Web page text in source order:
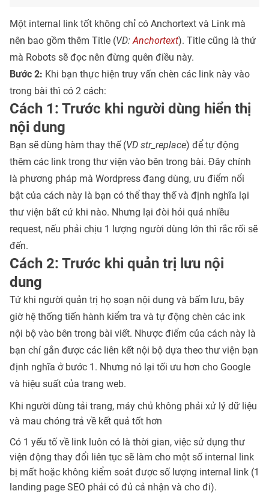
Một internal link tốt không chỉ có Anchortext và Link mà
nên bao gồm thêm Title (VD:Anchortext). Title cũng là thứ
mà Robots sẽ đọc nên đừng quên điều này.
Bước 2: Khi bạn thực hiện truy vấn chèn các link này vào
trong bài thì có 2 cách:
Cách 1: Trước khi người dùng hiển thị
nội dung
Bạn sẽ dùng hàm thay thế (VD str_replace) để tự động
thêm các link trong thư viện vào bên trong bài. Đây chính
là phương pháp mà Wordpress đang dùng, ưu điểm nổi
bật của cách này là bạn có thể thay thế và định nghĩa lại
thư viện bất cứ khi nào. Nhưng lại đòi hỏi quá nhiều
request, nếu phải chịu 1 lượng người dùng lớn thì rắc rối sẽ
đến.
Cách 2: Trước khi quản trị lưu nội
dung
Tứ khi người quản trị họ soạn nội dung và bấm lưu, bây
giờ hệ thống tiến hành kiểm tra và tự động chèn các ink
nội bộ vào bên trong bài viết. Nhược điểm của cách này là
bạn chỉ gắn được các liên kết nội bộ dựa theo thư viện bạn
định nghĩa ở bước 1. Nhưng nó lại tối ưu hơn cho Google
và hiệu suất của trang web.
Khi người dùng tải trang, máy chủ không phải xử lý dữ liệu
và mau chóng trả về kết quả tốt hơn
Có 1 yếu tố về link luôn có là thời gian, việc sử dụng thư
viện động thay đổi liên tục sẽ làm cho một số internal link
bị mất hoặc không kiểm soát được số lượng internal link (1
landing page SEO phải có đủ cả nhận và cho đi).